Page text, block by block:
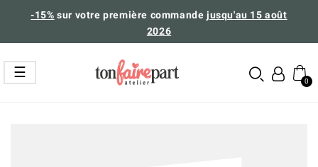
-15% sur votre première commandejusqu'au 15 août
2026
Basculer
la
navigation
☰